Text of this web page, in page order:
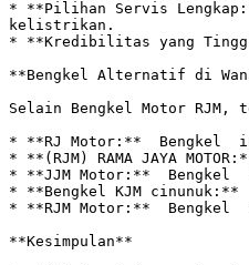
* **Pilihan Servis
kelistrikan.
* **Kredibilitas yang
**Bengkel Alternatif di
Selain Bengkel Motor
* **RJ Motor:**  Bengkel
* **(RJM) RAMA JAYA
* **JJM Motor:**  Bengkel
* **Bengkel KJM
* **RJM Motor:**
**Kesimpulan**